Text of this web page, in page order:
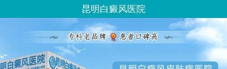
昆明白癜风医院